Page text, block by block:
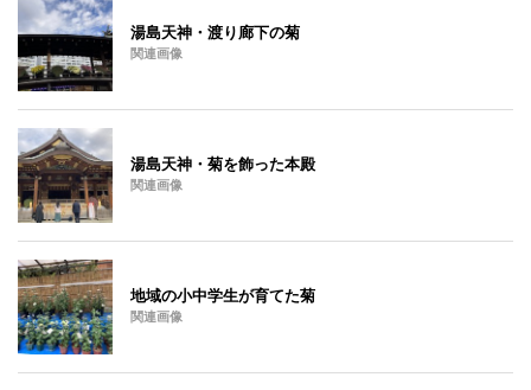
湯島天神・渡り廊下の菊
関連画像
湯島天神・菊を飾った本殿
関連画像
地域の小中学生が育てた菊
関連画像